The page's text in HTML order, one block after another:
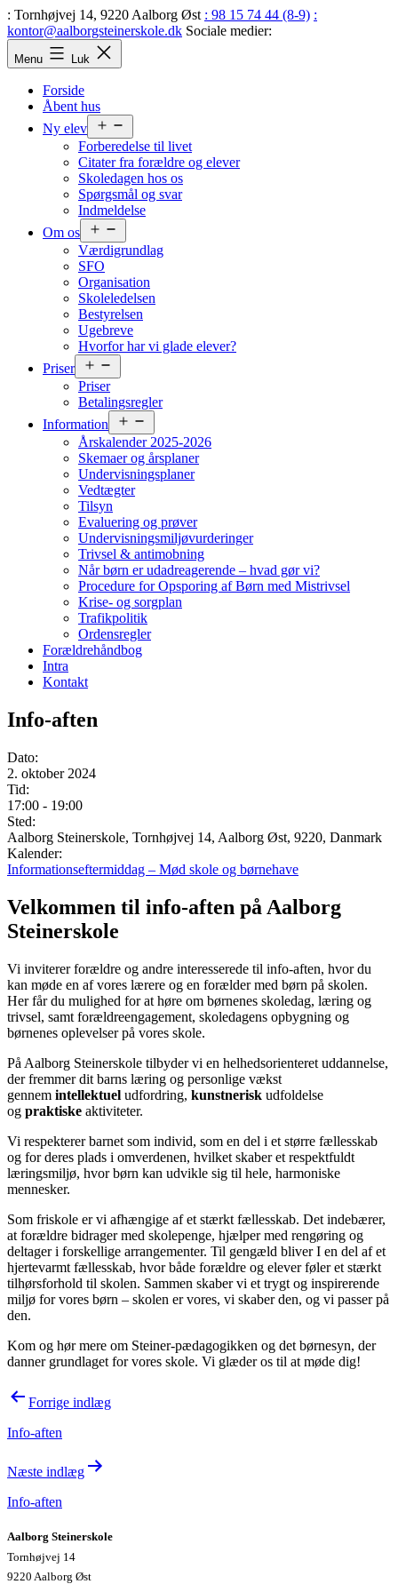
Fortsæt
til
indhold
: Tornhøjvej 14, 9220 Aalborg Øst : 98 15 74 44 (8-9) :
kontor@aalborgsteinerskole.dk Sociale medier:
Aalborg
Steinerskole
Menu Luk
Forside
Åbent hus
Ny elev
menu
Forberedelse til livet
Citater fra forældre og elever
Skoledagen hos os
Spørgsmål og svar
Indmeldelse
Om os
menu
Værdigrundlag
SFO
Organisation
Skoleledelsen
Bestyrelsen
Ugebreve
Hvorfor har vi glade elever?
Priser
menu
Priser
Betalingsregler
Information
menu
Årskalender 2025-2026
Skemaer og årsplaner
Undervisningsplaner
Vedtægter
Tilsyn
Evaluering og prøver
Undervisningsmiljøvurderinger
Trivsel & antimobning
Når børn er udadreagerende – hvad gør vi?
Procedure for Opsporing af Børn med Mistrivsel
Krise- og sorgplan
Trafikpolitik
Ordensregler
Forældrehåndbog
Intra
Kontakt
Info-aften
Dato:
2. oktober 2024
Tid:
17:00 - 19:00
Sted:
Aalborg Steinerskole, Tornhøjvej 14, Aalborg Øst, 9220, Danmark
Kalender:
Informationseftermiddag – Mød skole og børnehave
Velkommen til info-aften på Aalborg
Steinerskole
Vi inviterer forældre og andre interesserede til info-aften, hvor du
kan møde en af vores lærere og en forælder med børn på skolen.
Her får du mulighed for at høre om børnenes skoledag, læring og
trivsel, samt forældreengagement, skoledagens opbygning og
børnenes oplevelser på vores skole.
På Aalborg Steinerskole tilbyder vi en helhedsorienteret uddannelse,
der fremmer dit barns læring og personlige vækst
gennem intellektuel udfordring, kunstnerisk udfoldelse
og praktiske aktiviteter.
Vi respekterer barnet som individ, som en del i et større fællesskab
og for deres plads i omverdenen, hvilket skaber et respektfuldt
læringsmiljø, hvor børn kan udvikle sig til hele, harmoniske
mennesker.
Som friskole er vi afhængige af et stærkt fællesskab. Det indebærer,
at forældre bidrager med skolepenge, hjælper med rengøring og
deltager i forskellige arrangementer. Til gengæld bliver I en del af et
hjertevarmt fællesskab, hvor både forældre og elever føler et stærkt
tilhørsforhold til skolen. Sammen skaber vi et trygt og inspirerende
miljø for vores børn – skolen er vores, vi skaber den, og vi passer på
den.
Kom og hør mere om Steiner-pædagogikken og det børnesyn, der
danner grundlaget for vores skole. Vi glæder os til at møde dig!
Indlægsnavigation
Forrige indlæg
Info-aften
Næste indlæg
Info-aften
Aalborg Steinerskole
Tornhøjvej 14
9220 Aalborg Øst